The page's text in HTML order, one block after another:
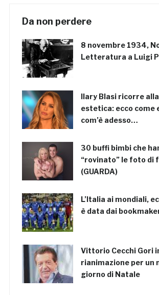
Da non perdere
8 novembre 1934,
Letteratura a Luigi
Ilary Blasi ricorre
estetica: ecco come
com’è adesso…
30 buffi bimbi che
“rovinato” le foto di
(GUARDA)
L’Italia ai mondiali,
è data dai
Vittorio Cecchi Gori
rianimazione per un
giorno di Natale